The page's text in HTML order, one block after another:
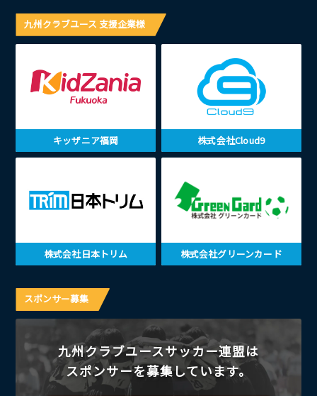
九州クラブユース 支援企業様
キッザニア福岡 株式会社Cloud9
株式会社日本トリム 株式会社グリーンカード
スポンサー募集
九州クラブユースサッカー連盟は
スポンサーを募集しています。